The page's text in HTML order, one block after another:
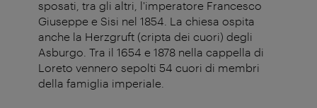
sposati, tra gli altri, l'imperatore Francesco
Giuseppe e Sisi nel 1854. La chiesa ospita
anche la Herzgruft (cripta dei cuori) degli
Asburgo. Tra il 1654 e 1878 nella cappella di
Loreto vennero sepolti 54 cuori di membri
della famiglia imperiale.